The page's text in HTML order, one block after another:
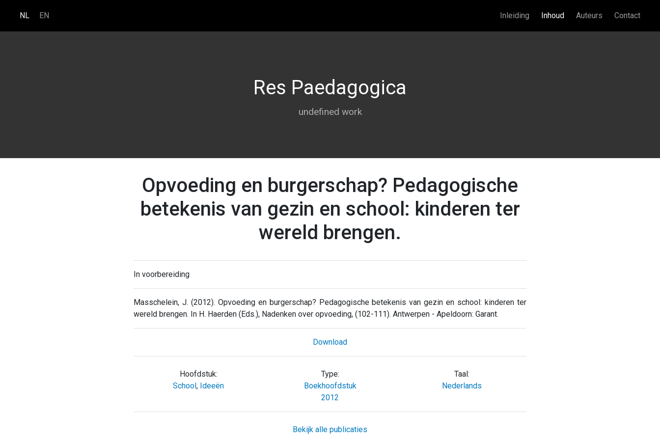
NL
EN Main navigation
Inleiding Inhoud Auteurs Contact
Res Paedagogica
undefined work
Opvoeding en burgerschap? Pedagogische
betekenis van gezin en school: kinderen ter
wereld brengen.
In voorbereiding
Masschelein, J. (2012). Opvoeding en burgerschap? Pedagogische betekenis van gezin en school: kinderen ter
wereld brengen. In H. Haerden (Eds.), Nadenken over opvoeding, (102-111). Antwerpen - Apeldoorn: Garant.
Download
Hoofdstuk:
School, Ideeën
Type:
Boekhoofdstuk
2012
Taal:
Nederlands
Bekijk alle publicaties